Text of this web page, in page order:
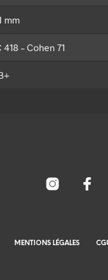
mm
418 – Cohen 71
MENTIONS LÉGALES